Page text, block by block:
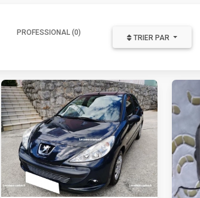
PROFESSIONAL (0)
TRIER PAR